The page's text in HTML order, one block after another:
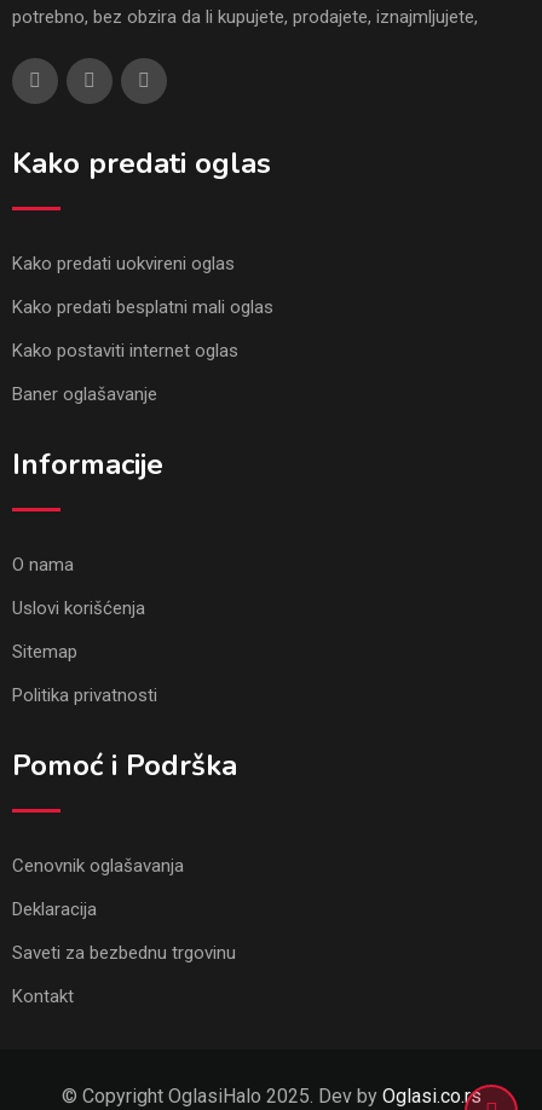
potrebno, bez obzira da li kupujete, prodajete, iznajmljujete,
Kako predati oglas
Kako predati uokvireni oglas
Kako predati besplatni mali oglas
Kako postaviti internet oglas
Baner oglašavanje
Informacije
O nama
Uslovi korišćenja
Sitemap
Politika privatnosti
Pomoć i Podrška
Cenovnik oglašavanja
Deklaracija
Saveti za bezbednu trgovinu
Kontakt
© Copyright OglasiHalo 2025. Dev by Oglasi.co.rs